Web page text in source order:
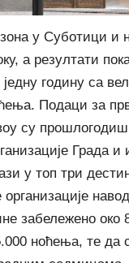
у Суботици и
а резултати
годину са
Подаци за
су
Града и
у топ три
забележено око
ноћења, те да